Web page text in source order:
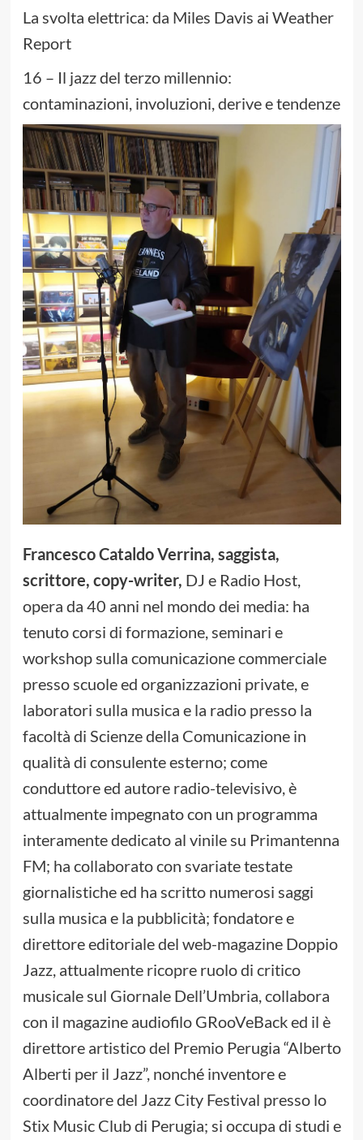
La svolta elettrica: da Miles Davis ai Weather
Report
16 – Il jazz del terzo millennio:
contaminazioni, involuzioni, derive e tendenze
Francesco Cataldo Verrina, saggista,
scrittore, copy-writer, DJ e Radio Host,
opera da 40 anni nel mondo dei media: ha
tenuto corsi di formazione, seminari e
workshop sulla comunicazione commerciale
presso scuole ed organizzazioni private, e
laboratori sulla musica e la radio presso la
facoltà di Scienze della Comunicazione in
qualità di consulente esterno; come
conduttore ed autore radio-televisivo, è
attualmente impegnato con un programma
interamente dedicato al vinile su Primantenna
FM; ha collaborato con svariate testate
giornalistiche ed ha scritto numerosi saggi
sulla musica e la pubblicità; fondatore e
direttore editoriale del web-magazine Doppio
Jazz, attualmente ricopre ruolo di critico
musicale sul Giornale Dell’Umbria, collabora
con il magazine audiofilo GRooVeBack ed il è
direttore artistico del Premio Perugia “Alberto
Alberti per il Jazz”, nonché inventore e
coordinatore del Jazz City Festival presso lo
Stix Music Club di Perugia; si occupa di studi e